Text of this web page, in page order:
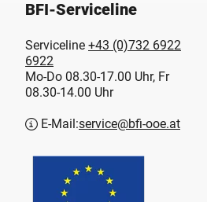
BFI-Serviceline
Serviceline +43 (0)732 6922
6922
Mo-Do 08.30-17.00 Uhr, Fr
08.30-14.00 Uhr
E-Mail:service@bfi-ooe.at